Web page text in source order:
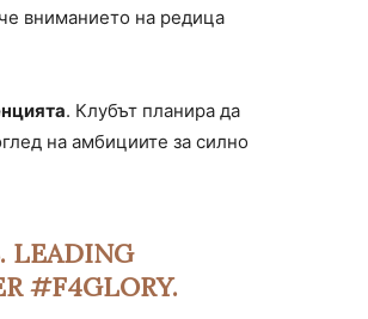
вниманието на редица
. Клубът планира да
на амбициите за силно
LEADING
#F4GLORY.